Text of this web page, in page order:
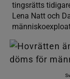
tingsrätts
Lena Natt och